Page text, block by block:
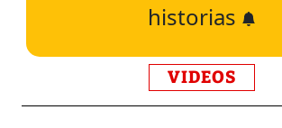
historias
VIDEOS